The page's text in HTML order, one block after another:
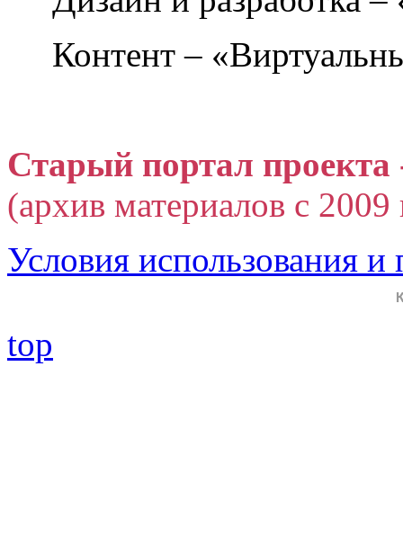
Контент –
Старый портал
(архив материалов с
Условия использования
top